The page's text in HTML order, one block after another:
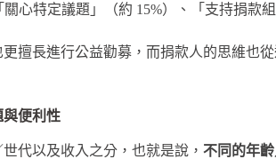
心特定議題」（約 15%）、「支持捐款
更擅長進行公益勸募，而捐款人的思維
與便利性
代以及收入之分，也就是說， 不同的年